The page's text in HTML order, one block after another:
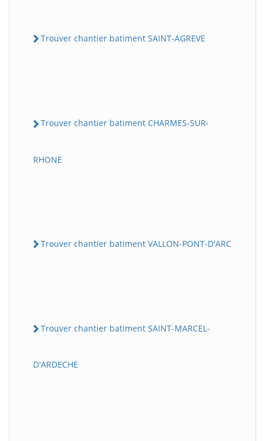
Trouver chantier batiment SAINT-AGREVE
Trouver chantier batiment CHARMES-SUR-
RHONE
Trouver chantier batiment VALLON-PONT-D'ARC
Trouver chantier batiment SAINT-MARCEL-
D'ARDECHE